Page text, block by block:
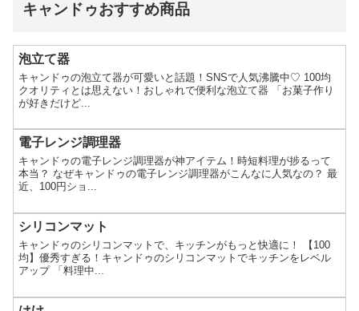
キャンドゥおすすめ商品
泡立て器
キャンドゥの泡立て器が可愛いと話題！SNSで人気沸騰中♡ 100均
クオリティとは思えない！おしゃれで便利な泡立て器 「お菓子作り
が好きだけど...
電子レンジ調理器
キャンドゥの電子レンジ調理器が神アイテム！時短料理が捗るって
本当？ なぜキャンドゥの電子レンジ調理器がこんなに人気なの？ 最
近、100円ショ...
シリコンマット
キャンドゥのシリコンマットで、キッチンがもっと快適に！ 【100
均】優秀すぎる！キャンドゥのシリコンマットでキッチンをレベル
アップ 「料理中...